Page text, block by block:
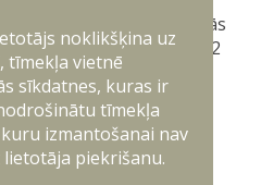
kanālus, nodrošinās
telefona līniju 112
padeve, tāpēc arī
un mašīna ar
glābšanas darbu
noklikšķina uz
tīmekļa vietnē
sīkdatnes, kuras ir
tīmekļa
izmantošanai nav
piekrišanu.